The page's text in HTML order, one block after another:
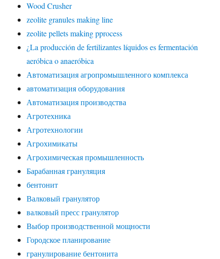
Wood Crusher
zeolite granules making line
zeolite pellets making pprocess
¿La producción de fertilizantes líquidos es fermentación
aeróbica o anaeróbica
Автоматизация агропромышленного комплекса
автоматизация оборудования
Автоматизация производства
Агротехника
Агротехнологии
Агрохимикаты
Агрохимическая промышленность
Барабанная грануляция
бентонит
Валковый гранулятор
валковый пресс гранулятор
Выбор производственной мощности
Городское планирование
гранулирование бентонита